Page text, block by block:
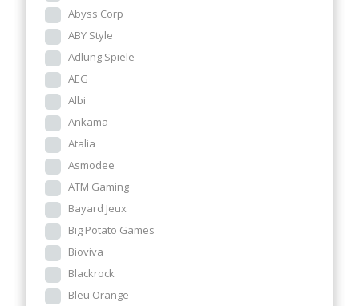
Abyss Corp
ABY Style
Adlung Spiele
AEG
Albi
Ankama
Atalia
Asmodee
ATM Gaming
Bayard Jeux
Big Potato Games
Bioviva
Blackrock
Bleu Orange